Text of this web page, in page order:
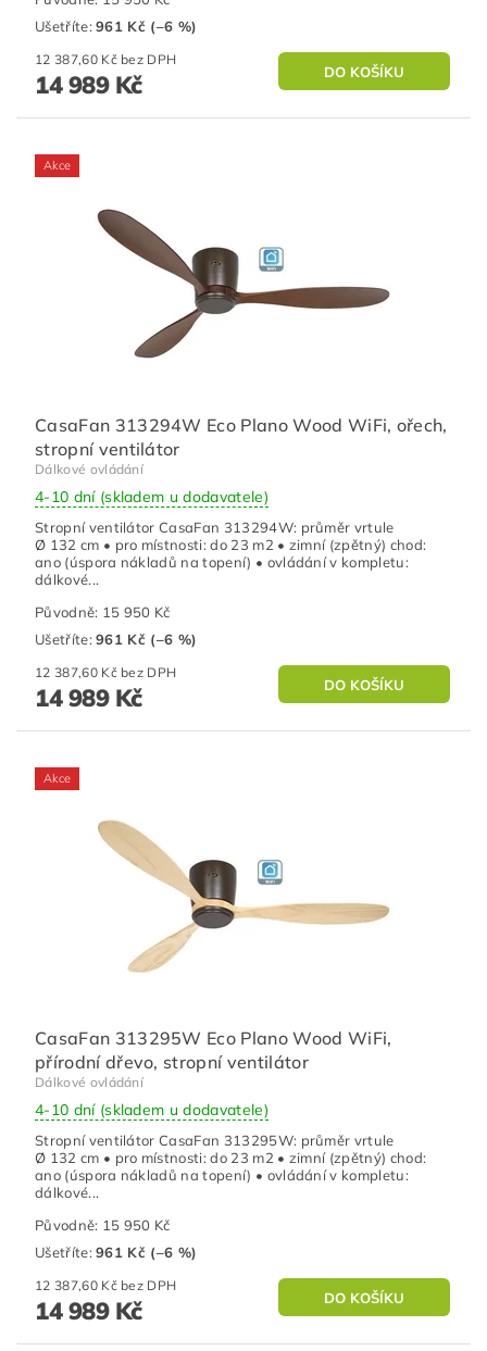
Ušetříte:961 Kč (–6 %)
12 387,60 Kč bez DPH
14 989 Kč
Akce
CasaFan 313294W Eco Plano Wood WiFi, ořech,
stropní ventilátor
Dálkové ovládání
4-10 dní (skladem u dodavatele)
Stropní ventilátor CasaFan 313294W: průměr vrtule
Ø 132 cm • pro místnosti: do 23 m2 • zimní (zpětný) chod:
ano (úspora nákladů na topení) • ovládání v kompletu:
dálkové...
Původně: 15 950 Kč
Ušetříte:961 Kč (–6 %)
12 387,60 Kč bez DPH
14 989 Kč
Akce
CasaFan 313295W Eco Plano Wood WiFi,
přírodní dřevo, stropní ventilátor
Dálkové ovládání
4-10 dní (skladem u dodavatele)
Stropní ventilátor CasaFan 313295W: průměr vrtule
Ø 132 cm • pro místnosti: do 23 m2 • zimní (zpětný) chod:
ano (úspora nákladů na topení) • ovládání v kompletu:
dálkové...
Původně: 15 950 Kč
Ušetříte:961 Kč (–6 %)
12 387,60 Kč bez DPH
14 989 Kč